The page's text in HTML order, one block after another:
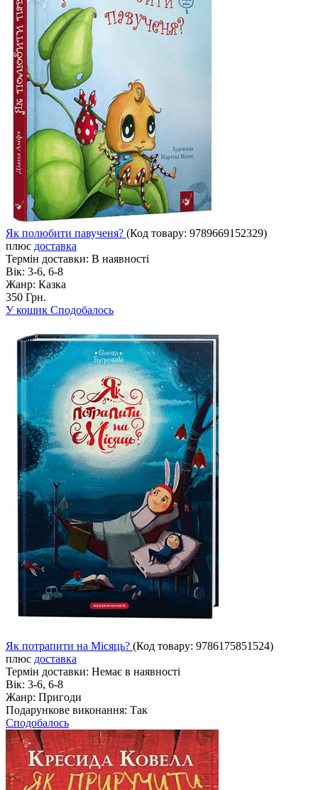
Як полюбити павученя? (Код товару: 9789669152329)
плюс доставка
Термін доставки: В наявності
Вік: 3-6, 6-8
Жанр: Казка
350 Грн.
У кошик Сподобалось
Як потрапити на Місяць? (Код товару: 9786175851524)
плюс доставка
Термін доставки: Немає в наявності
Вік: 3-6, 6-8
Жанр: Пригоди
Подарункове виконання: Так
Сподобалось